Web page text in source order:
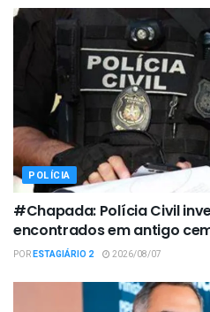
POLÍCIA
#Chapada: Polícia Civil
encontrados em antigo
PORESTAGIÁRIO 2 2026/08/07